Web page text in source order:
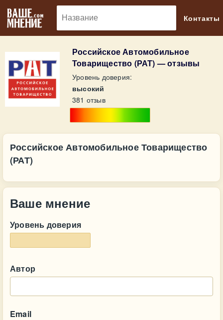
Контакты
Российское Автомобильное
Товарищество (РАТ) — отзывы
Уровень доверия:
высокий
381 отзыв
Российское Автомобильное Товарищество
(РАТ)
Ваше мнение
Уровень доверия
Автор
Email